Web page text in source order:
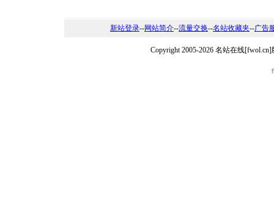
新站登录--网站简介--流量交换--名站收藏夹--广告
Copyright 2005-2026 名站在线